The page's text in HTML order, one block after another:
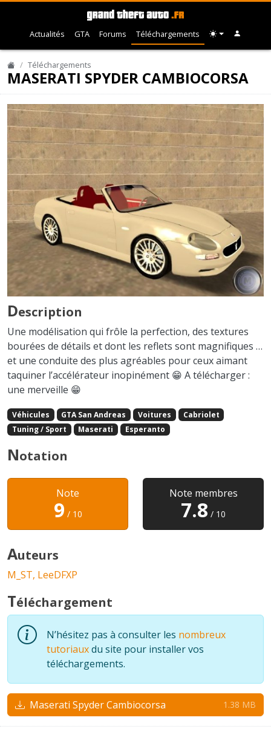
Actualités GTA Forums Téléchargements
Téléchargements
MASERATI SPYDER CAMBIOCORSA
Description
Une modélisation qui frôle la perfection, des textures
bourées de détails et dont les reflets sont magnifiques …
et une conduite des plus agréables pour ceux aimant
taquiner l’accélérateur inopinément 😁 A télécharger :
une merveille 😁
Véhicules GTA San Andreas Voitures
Cabriolet
Tuning / Sport
Maserati Esperanto
Notation
Note
9 / 10
Note membres
7.8 / 10
Auteurs
M_ST, LeeDFXP
Téléchargement
N’hésitez pas à consulter les nombreux
tutoriauxdu site pour installer vos
téléchargements.
Maserati Spyder Cambiocorsa 1.38 MB